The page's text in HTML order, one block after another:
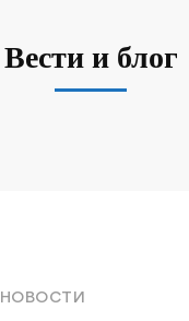
Вести и блог
НОВОСТИ